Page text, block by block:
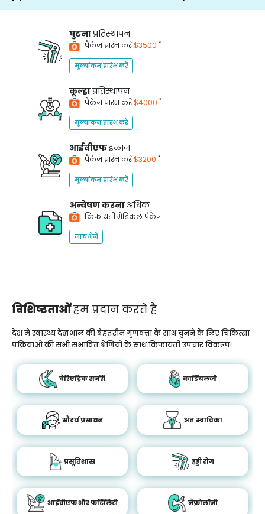
घुटनाप्रतिस्थापन
पैकेज प्रारंभ करें$3500 *
मूल्यांकन प्रारंभ करें
कूल्हाप्रतिस्थापन
पैकेज प्रारंभ करें$4000 *
मूल्यांकन प्रारंभ करें
आईवीएफइलाज
पैकेज प्रारंभ करें$3200 *
मूल्यांकन प्रारंभ करें
अन्वेषण करना अधिक
किफायती मेडिकल पैकेज
जांच भेजें
विशिष्टताओंहम प्रदान करते हैं
देश में स्वास्थ्य देखभाल की बेहतरीन गुणवत्ता के साथ चुनने के लिए चिकित्सा
प्रक्रियाओं की सभी संभावित श्रेणियों के साथ किफायती उपचार विकल्प।
बेरिएट्रिक सर्जरी कार्डियलजी
सौंदर्य प्रसाधन अंतःस्त्राविका
प्रसूतिशास्र हड्डी रोग
आईवीएफ और फर्टिलिटी नेफ्रोलॉजी